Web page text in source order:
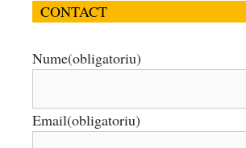
CONTACT
Nume(obligatoriu)
Email(obligatoriu)